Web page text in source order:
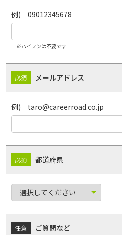
例) 09012345678
※ハイフンは不要です
メールアドレス
例) taro@careerroad.co.jp
都道府県
ご質問など